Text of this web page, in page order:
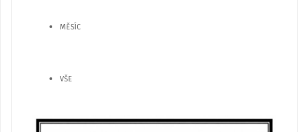
MĚSÍC
VŠE